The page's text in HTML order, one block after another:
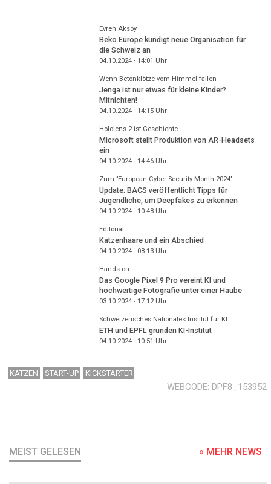
Evren Aksoy
Beko Europe kündigt neue Organisation für
die Schweiz an
04.10.2024 - 14:01 Uhr
Wenn Betonklötze vom Himmel fallen
Jenga ist nur etwas für kleine Kinder?
Mitnichten!
04.10.2024 - 14:15Uhr
Hololens 2 ist Geschichte
Microsoft stellt Produktion von AR-Headsets
ein
04.10.2024 - 14:46Uhr
Zum "European Cyber Security Month 2024"
Update: BACS veröffentlicht Tipps für
Jugendliche, um Deepfakes zu erkennen
04.10.2024 - 10:48Uhr
Editorial
Katzenhaare und ein Abschied
04.10.2024 - 08:13Uhr
Hands-on
Das Google Pixel 9 Pro vereint KI und
hochwertige Fotografie unter einer Haube
03.10.2024 - 17:12Uhr
Schweizerisches Nationales Institut für KI
ETH und EPFL gründen KI-Institut
04.10.2024 - 10:51 Uhr
KATZEN START-UP KICKSTARTER
WEBCODE DPF8_153952
MEIST GELESEN » MEHR NEWS